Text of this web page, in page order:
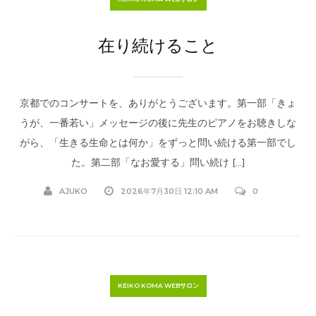
在り続けること
京都でのコンサートを、ありがとうございます。第一部「きょ
うが、一番若い」メッセージの後に先生のピアノをお聴きしな
がら、「生きる生命とは何か」をずっと問い続ける第一部でし
た。第二部「なお愛する」問い続け […]
AJUKO 2026年7月30日 12:10 AM 0
KEIKO KOMA WEBサロン